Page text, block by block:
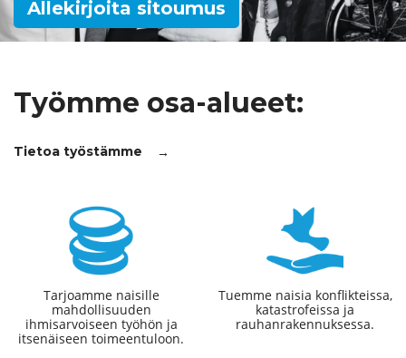
Allekirjoita sitoumus
Työmme osa-alueet:
Tietoa työstämme
Tarjoamme naisille
mahdollisuuden
ihmisarvoiseen työhön ja
itsenäiseen toimeentuloon.
Tuemme naisia konflikteissa,
katastrofeissa ja
rauhanrakennuksessa.